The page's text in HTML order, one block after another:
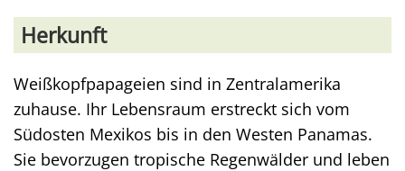
Herkunft
Weißkopfpapageien sind in Zentralamerika
zuhause. Ihr Lebensraum erstreckt sich vom
Südosten Mexikos bis in den Westen Panamas.
Sie bevorzugen tropische Regenwälder und leben